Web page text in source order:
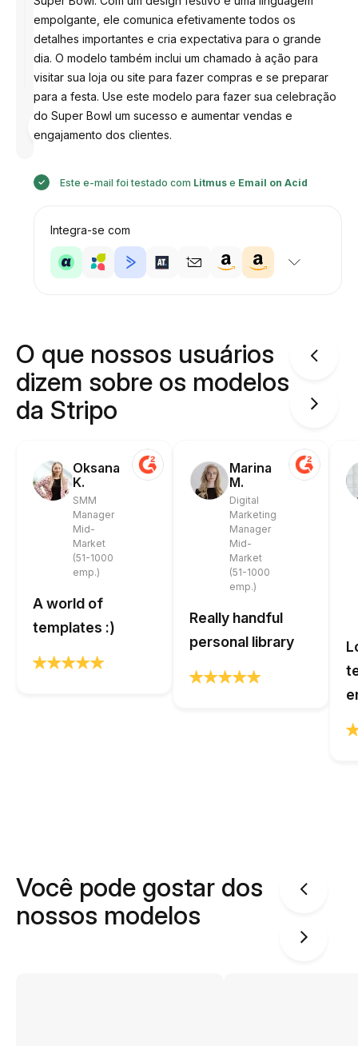
Desenhado
Anastasiia
empolgante, ele comunica efetivamente todos os
detalhes importantes e cria expectativa para o grande
dia. O modelo também inclui um chamado à ação para
visitar sua loja ou site para fazer compras e se preparar
para a festa. Use este modelo para fazer sua celebração
do Super Bowl um sucesso e aumentar vendas e
engajamento dos clientes.
Este e-mail foi testado com Litmus e Email on Acid
Integra-se com
O que nossos usuários
dizem sobre os modelos
da Stripo
Oksana
K.
SMM
Manager
Mid-
Market
(51-1000
emp.)
A world of
templates :)
Marina
M.
Digital
Marketing
Manager
Mid-
Market
(51-1000
emp.)
Really handful
personal library
Você pode gostar dos
nossos modelos